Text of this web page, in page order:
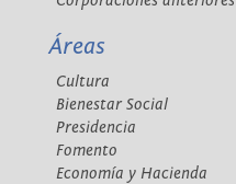
Áreas
Cultura
Bienestar Social
Presidencia
Fomento
Economía y Hacienda